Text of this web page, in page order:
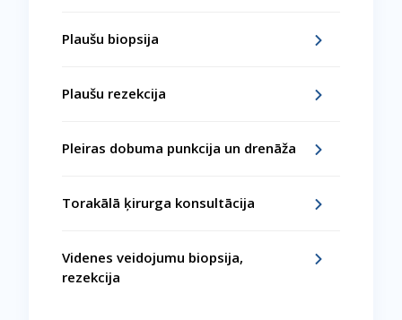
Plaušu biopsija
Plaušu rezekcija
Pleiras dobuma punkcija un drenāža
Torakālā ķirurga konsultācija
Videnes veidojumu biopsija,
rezekcija